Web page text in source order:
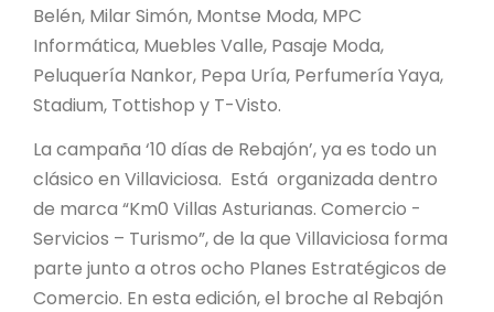
Belén, Milar Simón, Montse Moda, MPC
Informática, Muebles Valle, Pasaje Moda,
Peluquería Nankor, Pepa Uría, Perfumería Yaya,
Stadium, Tottishop y T-Visto.
La campaña ‘10 días de Rebajón’, ya es todo un
clásico en Villaviciosa. Está organizada dentro
de marca “Km0 Villas Asturianas. Comercio -
Servicios – Turismo”, de la que Villaviciosa forma
parte junto a otros ocho Planes Estratégicos de
Comercio. En esta edición, el broche al Rebajón